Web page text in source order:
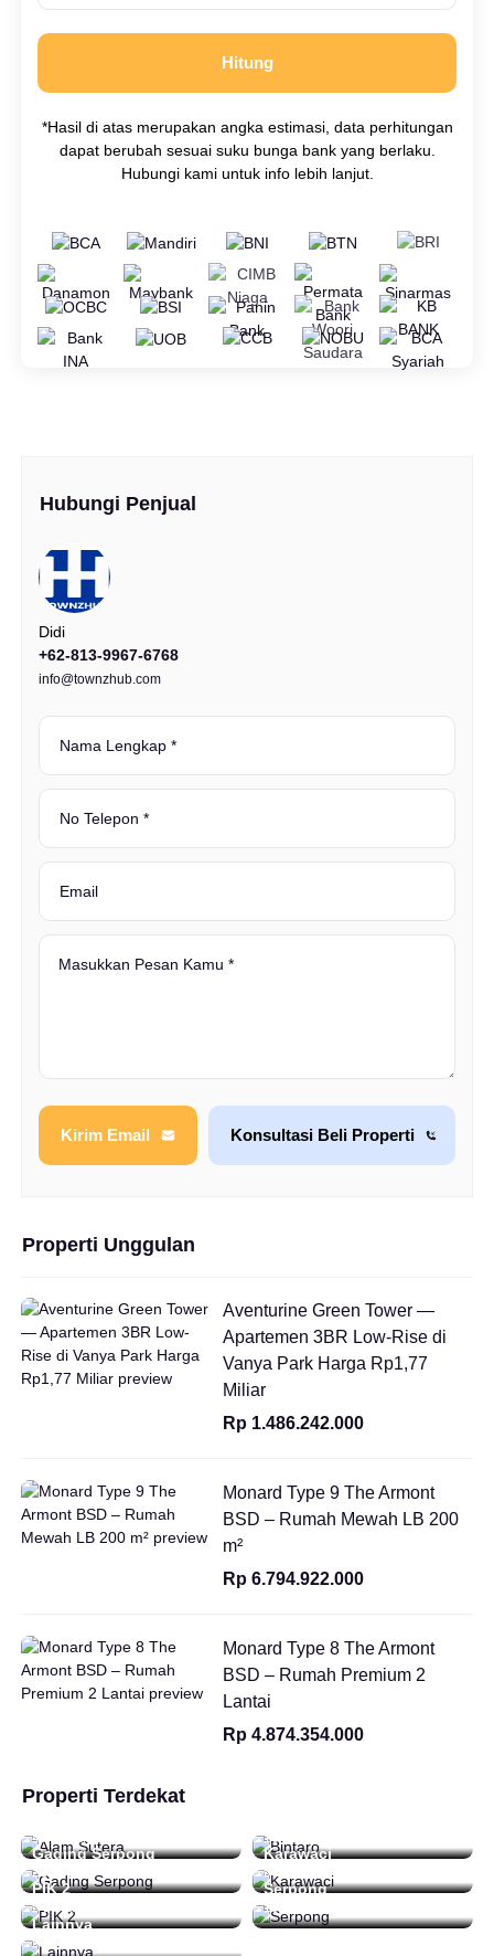
Hitung
*Hasil di atas merupakan angka estimasi, data perhitungan
dapat berubah sesuai suku bunga bank yang berlaku.
Hubungi kami untuk info lebih lanjut.
Hubungi Penjual
Didi
+62-813-9967-6768
info@townzhub.com
Kirim Email Konsultasi Beli Properti
Properti Unggulan
Aventurine Green Tower —
Apartemen 3BR Low-Rise di
Vanya Park Harga Rp1,77
Miliar
Rp 1.486.242.000
Monard Type 9 The Armont
BSD – Rumah Mewah LB 200
m²
Rp 6.794.922.000
Monard Type 8 The Armont
BSD – Rumah Premium 2
Lantai
Rp 4.874.354.000
Properti Terdekat
48 Daftar 16 Daftar
Gading Serpong
212 Daftar
Karawaci
0 Daftar
PIK 2
0 Daftar
Serpong
15 Daftar
Lainnya
92 Daftar